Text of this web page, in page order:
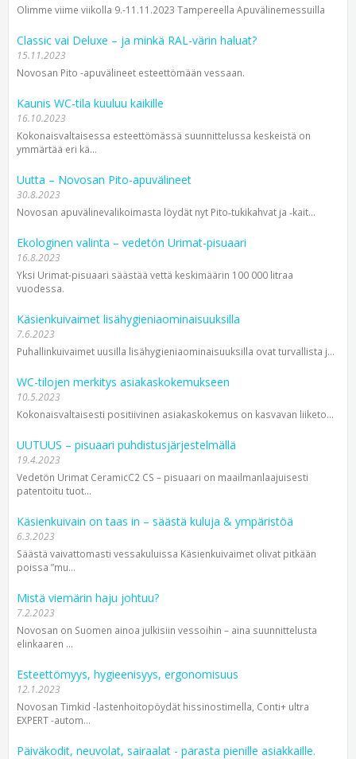
Olimme viime viikolla 9.-11.11.2023 Tampereella Apuvälinemessuilla
Classic vai Deluxe – ja minkä RAL-värin haluat?
15.11.2023
Novosan Pito -apuvälineet esteettömään vessaan.
Kaunis WC-tila kuuluu kaikille
16.10.2023
Kokonaisvaltaisessa esteettömässä suunnittelussa keskeistä on
ymmärtää eri kä...
Uutta – Novosan Pito-apuvälineet
30.8.2023
Novosan apuvälinevalikoimasta löydät nyt Pito‑tukikahvat ja ‑kait...
Ekologinen valinta – vedetön Urimat-pisuaari
16.8.2023
Yksi Urimat-pisuaari säästää vettä keskimäärin 100 000 litraa
vuodessa.
Käsienkuivaimet lisähygieniaominaisuuksilla
7.6.2023
Puhallinkuivaimet uusilla lisähygienia­ominaisuuksilla ovat turvallista j...
WC-tilojen merkitys asiakaskokemukseen
10.5.2023
Kokonaisvaltaisesti positiivinen asiakas­kokemus on kasvavan liike­to...
UUTUUS – pisuaari puhdistusjärjestelmällä
19.4.2023
Vedetön Urimat CeramicC2 CS – pisuaari on maailmanlaajuisesti
patentoitu tuot...
Käsienkuivain on taas in – säästä kuluja & ympäristöä
6.3.2023
Säästä vaivattomasti vessakuluissa Käsienkuivaimet olivat pitkään
poissa ”mu...
Mistä viemärin haju johtuu?
7.2.2023
Novosan on Suomen ainoa julkisiin vessoihin – aina suunnittelusta
elinkaaren ...
Esteettömyys, hygieenisyys, ergonomisuus
12.1.2023
Novosan Timkid -lastenhoitopöydät hissinostimella, Conti+ ultra
EXPERT -autom...
Päiväkodit, neuvolat, sairaalat - parasta pienille asiakkaille.